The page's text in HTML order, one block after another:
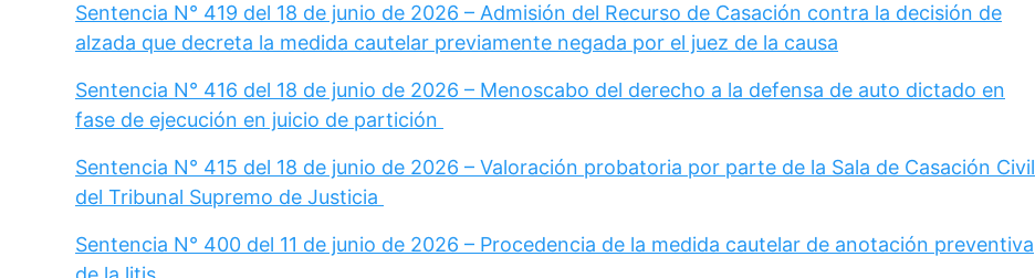
Sentencia N° 419 del 18 de junio de 2026 – Admisión del Recurso de Casación contra la decisión de
alzada que decreta la medida cautelar previamente negada por el juez de la causa
Sentencia N° 416 del 18 de junio de 2026 – Menoscabo del derecho a la defensa de auto dictado en
fase de ejecución en juicio de partición
Sentencia N° 415 del 18 de junio de 2026 – Valoración probatoria por parte de la Sala de Casación Civil
del Tribunal Supremo de Justicia
Sentencia N° 400 del 11 de junio de 2026 – Procedencia de la medida cautelar de anotación preventiva